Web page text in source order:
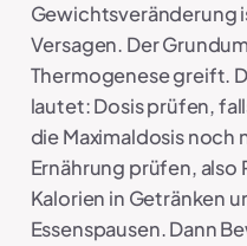
Gewichtsveränderung
Versagen. Der
Thermogenese greift.
lautet: Dosis prüfen,
die Maximaldosis noch
Ernährung prüfen,
Kalorien in Getränken
Essenspausen. Dann